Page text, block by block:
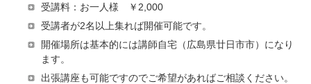
受講料：お一人様 ￥2,000
受講者が2名以上集れば開催可能です。
開催場所は基本的には講師自宅（広島県廿日市市）になり
ます。
出張講座も可能ですのでご希望があればご相談ください。